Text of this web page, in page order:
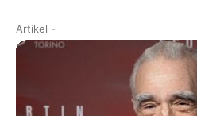
Artikel -